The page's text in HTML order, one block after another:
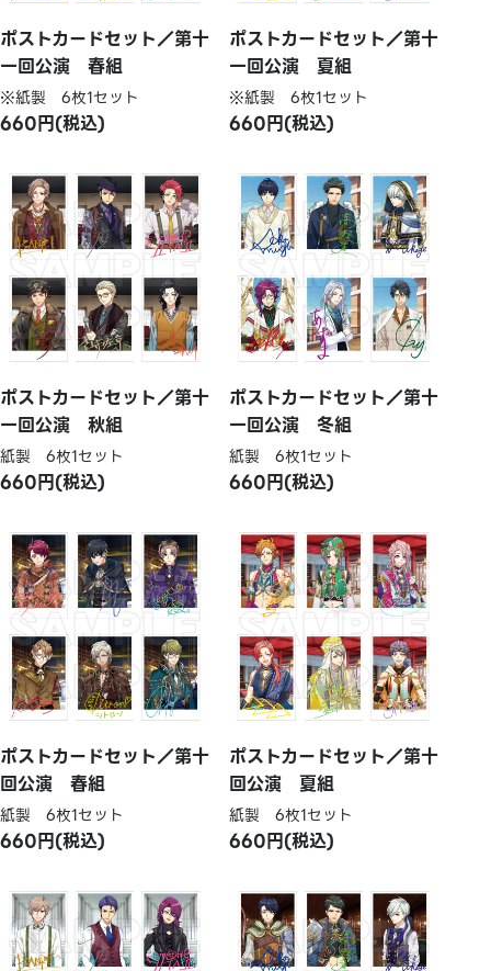
ポストカードセット／第十
一回公演 春組
※紙製 6枚1セット
660円(税込)
ポストカードセット／第十
一回公演 夏組
※紙製 6枚1セット
660円(税込)
ポストカードセット／第十
一回公演 秋組
紙製 6枚1セット
660円(税込)
ポストカードセット／第十
一回公演 冬組
紙製 6枚1セット
660円(税込)
ポストカードセット／第十
回公演 春組
紙製 6枚1セット
660円(税込)
ポストカードセット／第十
回公演 夏組
紙製 6枚1セット
660円(税込)